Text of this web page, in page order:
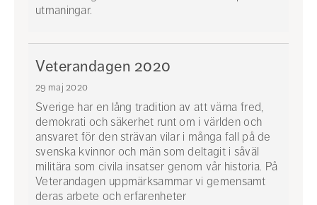
utmaningar.
Veterandagen 2020
29 maj 2020
Sverige har en lång tradition av att värna fred,
demokrati och säkerhet runt om i världen och
ansvaret för den strävan vilar i många fall på de
svenska kvinnor och män som deltagit i såväl
militära som civila insatser genom vår historia. På
Veterandagen uppmärksammar vi gemensamt
deras arbete och erfarenheter